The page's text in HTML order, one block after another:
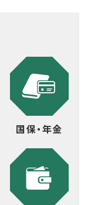
国保・年金